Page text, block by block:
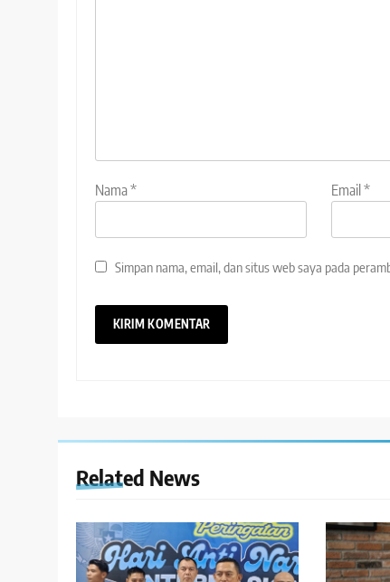
Nama* Email*
Simpan nama, email, dan situs web saya pada
Related News